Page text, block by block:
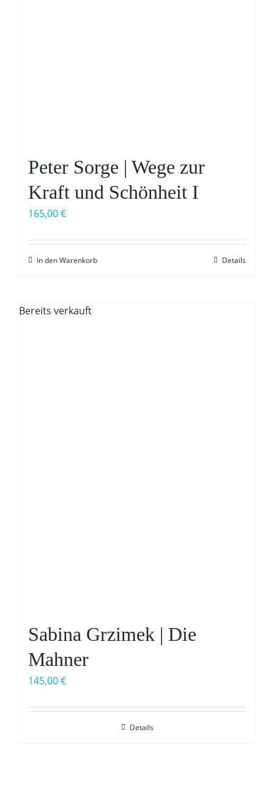
Peter Sorge | Wege zur
Kraft und Schönheit I
165,00€
In den Warenkorb Details
Bereits verkauft
Sabina Grzimek | Die
Mahner
145,00€
Details